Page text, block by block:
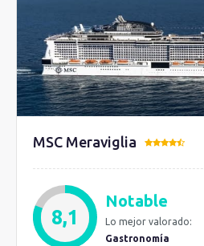
MSC Meraviglia
8,1
Notable
Lo mejor valorado:
Gastronomía